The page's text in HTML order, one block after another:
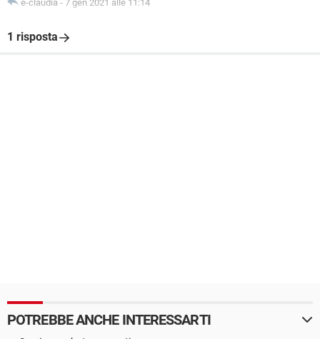
e-claudia - 7 gen 2021 alle 11:14
1 risposta
POTREBBE ANCHE INTERESSARTI